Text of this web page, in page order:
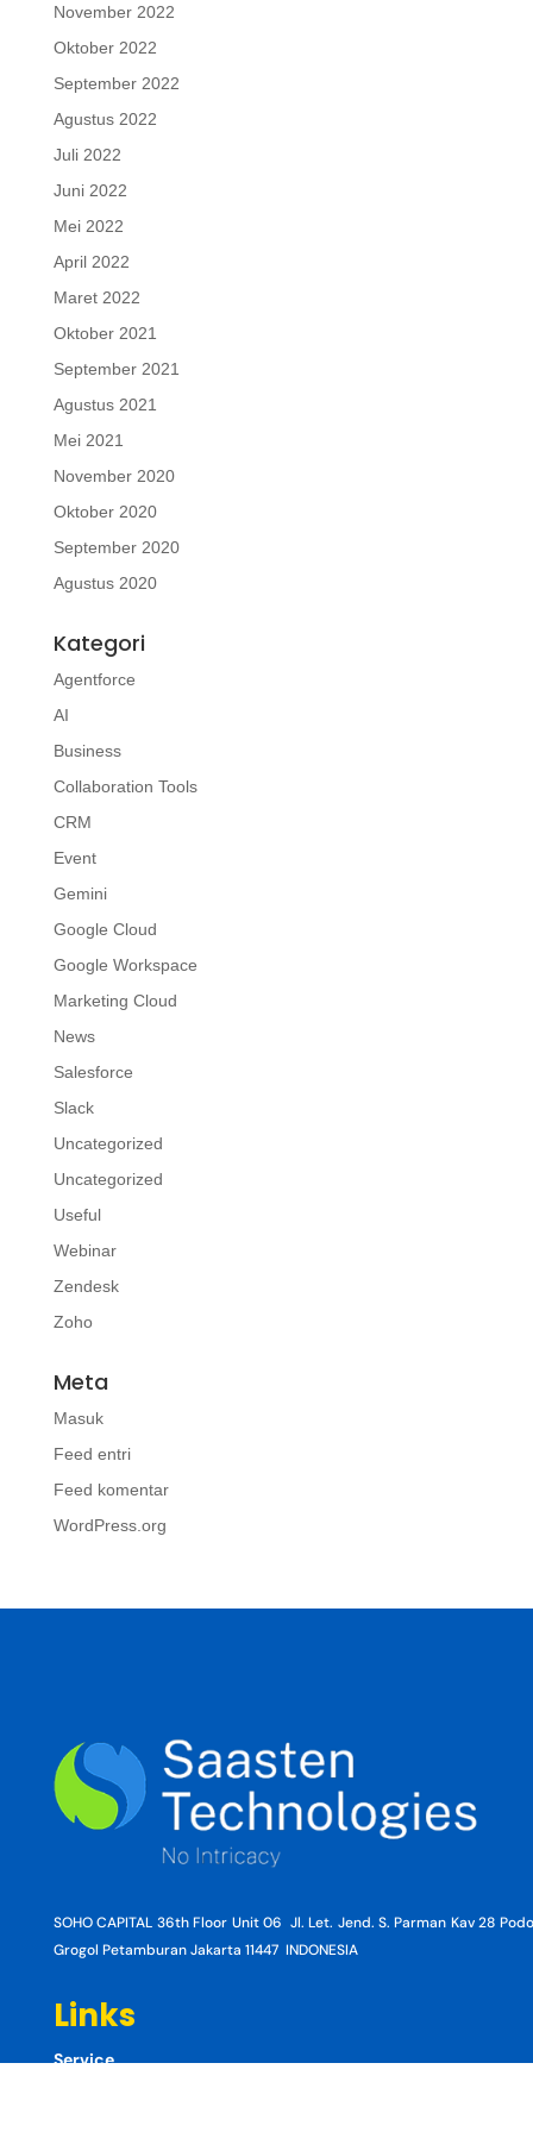
November 2022
Oktober 2022
September 2022
Agustus 2022
Juli 2022
Juni 2022
Mei 2022
April 2022
Maret 2022
Oktober 2021
September 2021
Agustus 2021
Mei 2021
November 2020
Oktober 2020
September 2020
Agustus 2020
Kategori
Agentforce
AI
Business
Collaboration Tools
CRM
Event
Gemini
Google Cloud
Google Workspace
Marketing Cloud
News
Salesforce
Slack
Uncategorized
Uncategorized
Useful
Webinar
Zendesk
Zoho
Meta
Masuk
Feed entri
Feed komentar
WordPress.org
SOHO CAPITAL 36th Floor Unit 06 Jl. Let. Jend. S. Parman Kav 28
Grogol Petamburan Jakarta 11447 INDONESIA
Links
Service